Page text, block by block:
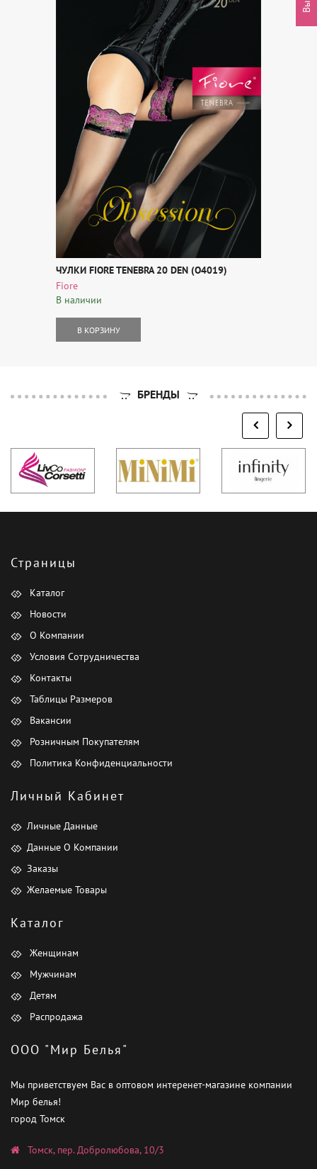
ЧУЛКИ FIORE TENEBRA 20 DEN (O4019)
Fiore
В наличии
В КОРЗИНУ
БРЕНДЫ
Страницы
Каталог
Новости
О Компании
Условия Сотрудничества
Контакты
Таблицы Размеров
Вакансии
Розничным Покупателям
Политика Конфиденциальности
Личный Кабинет
Личные Данные
Данные О Компании
Заказы
Желаемые Товары
Каталог
Женщинам
Мужчинам
Детям
Распродажа
ООО "Мир Белья"
Мы приветствуем Вас в оптовом интеренет-магазине компании
Мир белья!
город Томск
Томск, пер. Добролюбова, 10/3